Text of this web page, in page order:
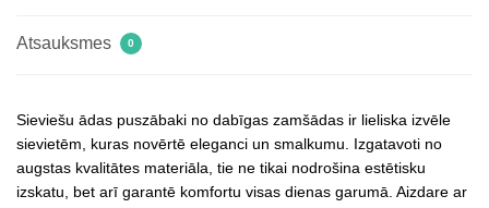
Atsauksmes 0
Sieviešu ādas puszābaki no dabīgas zamšādas ir lieliska izvēle
sievietēm, kuras novērtē eleganci un smalkumu. Izgatavoti no
augstas kvalitātes materiāla, tie ne tikai nodrošina estētisku
izskatu, bet arī garantē komfortu visas dienas garumā. Aizdare ar